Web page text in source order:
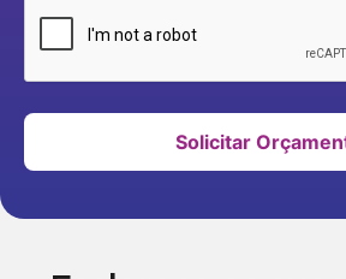
Solicitar